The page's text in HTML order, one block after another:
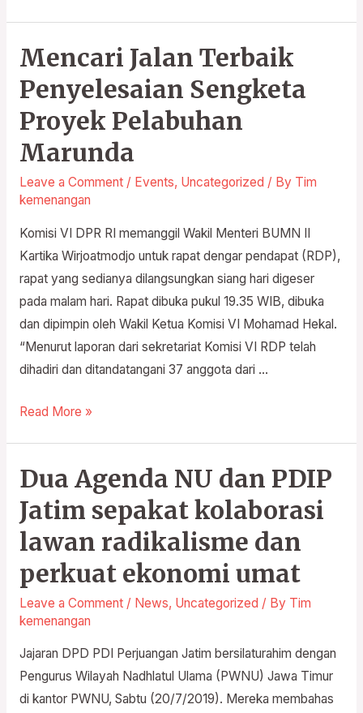
Mencari Jalan Terbaik
Penyelesaian Sengketa
Proyek Pelabuhan
Marunda
Leave a Comment / Events, Uncategorized / By Tim
kemenangan
Komisi VI DPR RI memanggil Wakil Menteri BUMN II
Kartika Wirjoatmodjo untuk rapat dengar pendapat (RDP),
rapat yang sedianya dilangsungkan siang hari digeser
pada malam hari. Rapat dibuka pukul 19.35 WIB, dibuka
dan dipimpin oleh Wakil Ketua Komisi VI Mohamad Hekal.
“Menurut laporan dari sekretariat Komisi VI RDP telah
dihadiri dan ditandatangani 37 anggota dari …
Mencari
Terbaik
Penyelesaian
Sengketa
Proyek
Pelabuhan
Read More »
Dua Agenda NU dan PDIP
Jatim sepakat kolaborasi
lawan radikalisme dan
perkuat ekonomi umat
Leave a Comment / News, Uncategorized / By Tim
kemenangan
Jajaran DPD PDI Perjuangan Jatim bersilaturahim dengan
Pengurus Wilayah Nadhlatul Ulama (PWNU) Jawa Timur
di kantor PWNU, Sabtu (20/7/2019). Mereka membahas
Dua
NU
dan
Jatim
sepakat
kolaborasi
lawan
radikalisme
dan